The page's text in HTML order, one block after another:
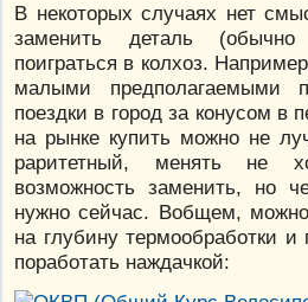
В некоторых случаях нет
заменить деталь
поиграться в колхоз.
малыми предполагаемыми
поездки в город за конусом в
на рынке купить можно не
раритетный, менять не
возможность заменить, но
нужно сейчас. Вобщем, можно
на глубину термообработки и
поработать наждачкой: